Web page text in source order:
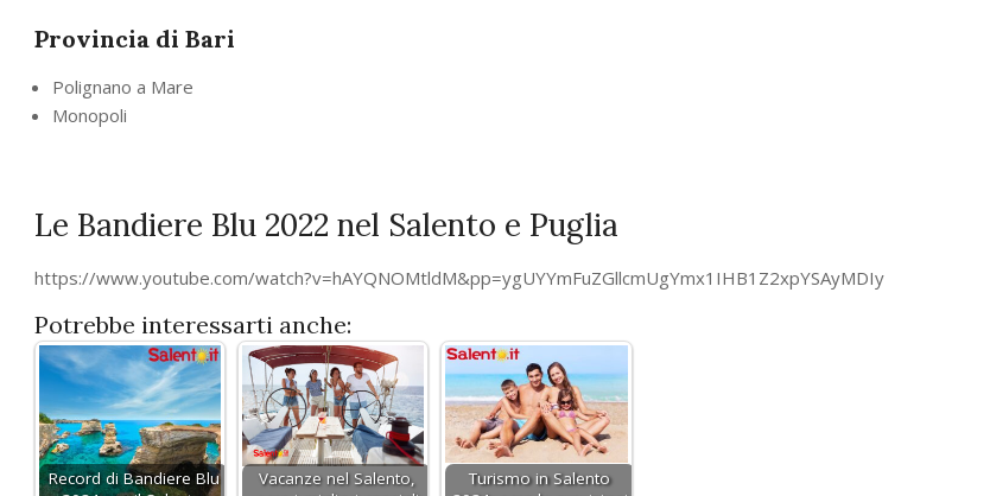
Provincia di Bari
Polignano a Mare
Monopoli
Le Bandiere Blu 2022 nel Salento e Puglia
https://www.youtube.com/watch?v=hAYQNOMtldM&pp=ygUYYmFuZGllcmUgYmx1IHB1Z2xpYSAyMDIy
Potrebbe interessarti anche:
Record di Bandiere Blu
Vacanze nel Salento,
Turismo in Salento